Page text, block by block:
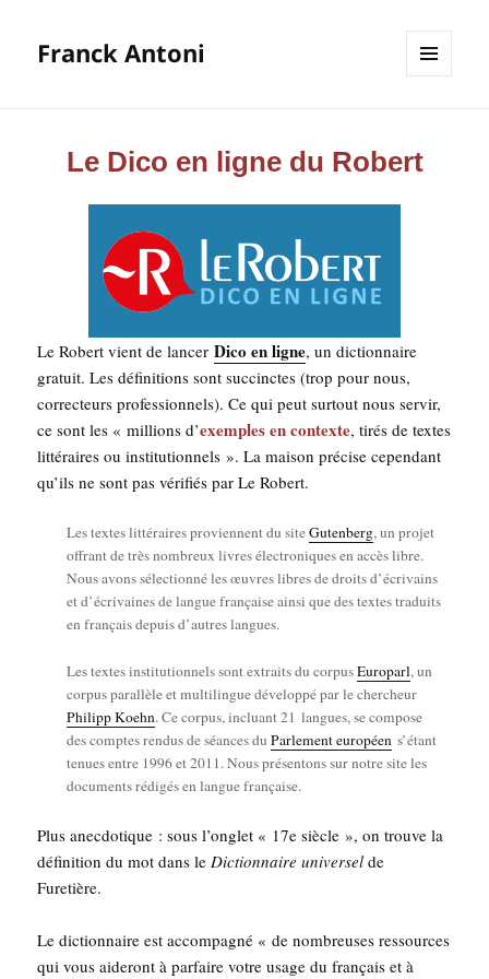
Franck Antoni
ET
Le Dico en ligne du Robert
Le Robert vient de lan­cerDico en ligne, un dic­tion­naire
gra­tuit. Les défi­ni­tions sont suc­cinctes (trop pour nous,
cor­rec­teurs pro­fes­sion­nels). Ce qui peut sur­tout nous ser­vir,
ce sont les « mil­lions d’exemples en contexte, tirés de textes
lit­té­raires ou ins­ti­tu­tion­nels ». La mai­son pré­cise cepen­dant
qu’ils ne sont pas véri­fiés par Le Robert.
Les textes lit­té­raires pro­viennent du siteGuten­berg, un pro­jet
offrant de très nom­breux livres élec­tro­niques en accès libre.
Nous avons sélec­tion­né les œuvres libres de droits d’écrivains
et d’écrivaines de langue fran­çaise ain­si que des textes tra­duits
en fran­çais depuis d’autres langues.
Les textes ins­ti­tu­tion­nels sont extraits du cor­pusEuro­parl, un
cor­pus paral­lèle et mul­ti­lingue déve­lop­pé par le cher­cheur
Phi­lipp Koehn. Ce cor­pus, incluant 21 langues, se com­pose
des comptes ren­dus de séances duPar­le­ment euro­péen s’étant
tenues entre 1996 et 2011. Nous pré­sen­tons sur notre site les
docu­ments rédi­gés en langue française.
Plus anec­do­tique : sous l’on­glet « 17e siècle », on trouve la
défi­ni­tion du mot dans le Dic­tion­naire uni­ver­sel de
Furetière.
Le dic­tion­naire est accom­pa­gné « de nom­breuses res­sources
qui vous aide­ront à par­faire votre usage du fran­çais et à